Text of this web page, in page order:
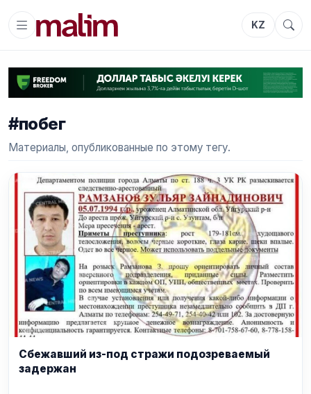
KZ
#побег
Материалы, опубликованные по этому тегу.
Сбежавший из-под стражи подозреваемый
задержан